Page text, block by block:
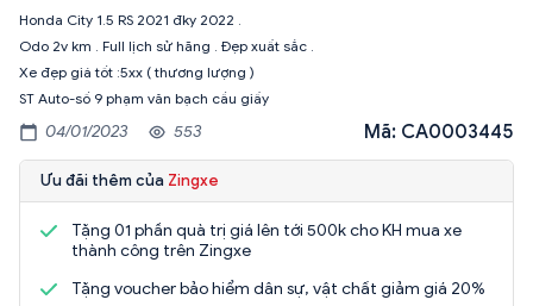
Honda City 1.5 RS 2021 đky 2022 .
Odo 2v km . Full lịch sử hãng . Đẹp xuất sắc .
Xe đẹp giá tốt :5xx ( thương lượng )
ST Auto-số 9 phạm văn bạch cầu giấy
04/01/2023 553 Mã: CA0003445
Ưu đãi thêm của Zingxe
Tặng 01 phần quà trị giá lên tới 500k cho KH mua xe
thành công trên Zingxe
Tặng voucher bảo hiểm dân sự, vật chất giảm giá 20%